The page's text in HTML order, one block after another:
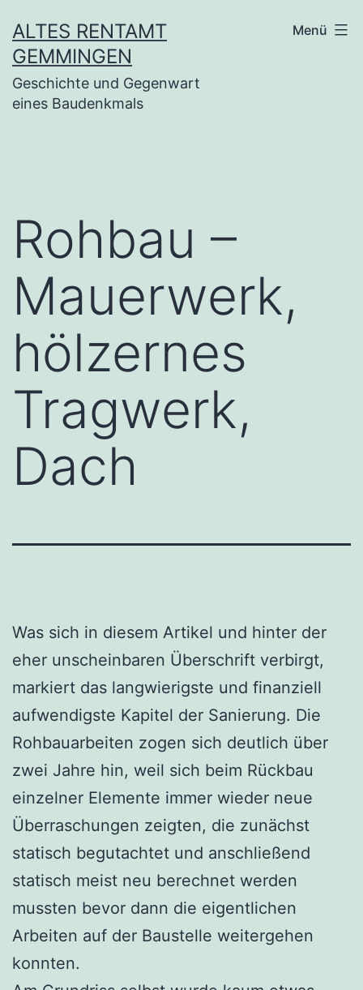
Inhalt
springen
ALTES RENTAMT
GEMMINGEN
Geschichte und Gegenwart
eines Baudenkmals
Menü
Rohbau –
Mauerwerk,
hölzernes
Tragwerk,
Dach
Was sich in diesem Artikel und hinter der
eher unscheinbaren Überschrift verbirgt,
markiert das langwierigste und finanziell
aufwendigste Kapitel der Sanierung. Die
Rohbauarbeiten zogen sich deutlich über
zwei Jahre hin, weil sich beim Rückbau
einzelner Elemente immer wieder neue
Überraschungen zeigten, die zunächst
statisch begutachtet und anschließend
statisch meist neu berechnet werden
mussten bevor dann die eigentlichen
Arbeiten auf der Baustelle weitergehen
konnten.